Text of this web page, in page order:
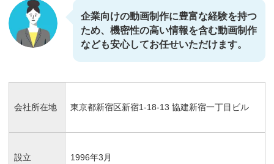
企業向けの動画制作に豊富な経験を持つ
ため、機密性の高い情報を含む動画制作
なども安心してお任せいただけます。
会社所在地 東京都新宿区新宿1-18-13 協建新宿一丁目ビル
設立 1996年3月